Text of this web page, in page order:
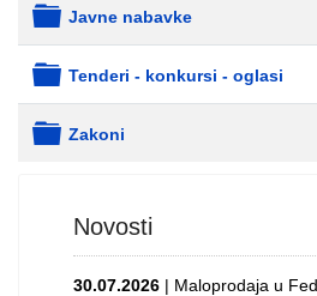
folder
Javne nabavke
folder
Tenderi - konkursi - oglasi
Zakoni
Novosti
30.07.2026 | Maloprodaja u